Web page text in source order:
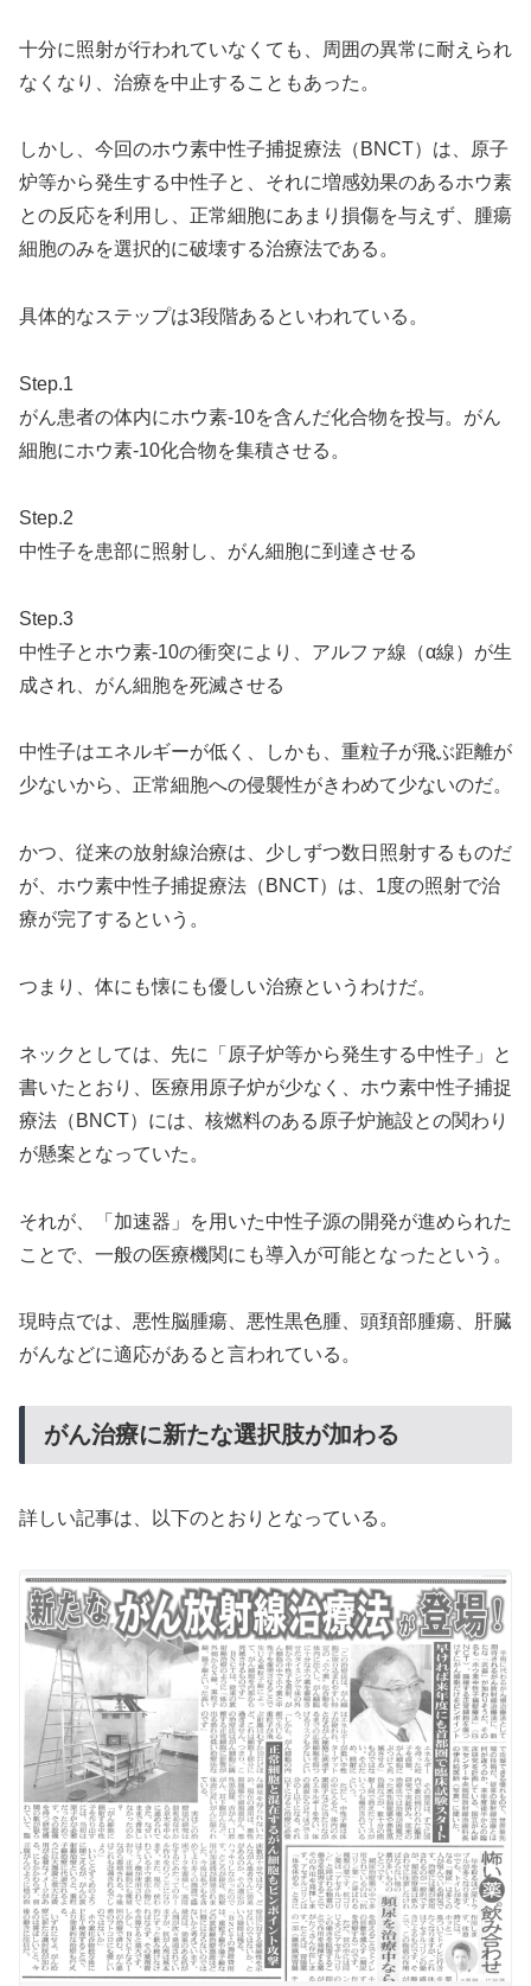
十分に照射が行われていなくても、周囲の異常に耐えられ
なくなり、治療を中止することもあった。
しかし、今回のホウ素中性子捕捉療法（BNCT）は、原子
炉等から発生する中性子と、それに増感効果のあるホウ素
との反応を利用し、正常細胞にあまり損傷を与えず、腫瘍
細胞のみを選択的に破壊する治療法である。
具体的なステップは3段階あるといわれている。
Step.1
がん患者の体内にホウ素-10を含んだ化合物を投与。がん
細胞にホウ素-10化合物を集積させる。
Step.2
中性子を患部に照射し、がん細胞に到達させる
Step.3
中性子とホウ素-10の衝突により、アルファ線（α線）が生
成され、がん細胞を死滅させる
中性子はエネルギーが低く、しかも、重粒子が飛ぶ距離が
少ないから、正常細胞への侵襲性がきわめて少ないのだ。
かつ、従来の放射線治療は、少しずつ数日照射するものだ
が、ホウ素中性子捕捉療法（BNCT）は、1度の照射で治
療が完了するという。
つまり、体にも懐にも優しい治療というわけだ。
ネックとしては、先に「原子炉等から発生する中性子」と
書いたとおり、医療用原子炉が少なく、ホウ素中性子捕捉
療法（BNCT）には、核燃料のある原子炉施設との関わり
が懸案となっていた。
それが、「加速器」を用いた中性子源の開発が進められた
ことで、一般の医療機関にも導入が可能となったという。
現時点では、悪性脳腫瘍、悪性黒色腫、頭頚部腫瘍、肝臓
がんなどに適応があると言われている。
がん治療に新たな選択肢が加わる
詳しい記事は、以下のとおりとなっている。